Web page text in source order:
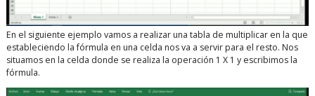
En el siguiente ejemplo vamos a realizar una tabla de multiplicar en la que
estableciendo la fórmula en una celda nos va a servir para el resto. Nos
situamos en la celda donde se realiza la operación 1 X 1 y escribimos la
fórmula.